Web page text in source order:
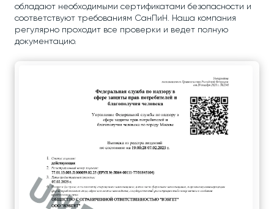
обладают необходимыми сертификатами безопасности и
соответствуют требованиям СанПиН. Наша компания
регулярно проходит все проверки и ведет полную
документацию.